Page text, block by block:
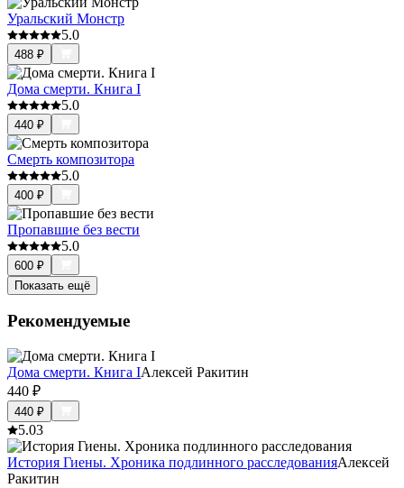
Уральский Монстр
5.0
488 ₽
Дома смерти. Книга I
5.0
440 ₽
Смерть композитора
5.0
400 ₽
Пропавшие без вести
5.0
600 ₽
Показать ещё
Рекомендуемые
Дома смерти. Книга IАлексей Ракитин
440 ₽
440 ₽
5.03
История Гиены. Хроника подлинного расследованияАлексей
Ракитин